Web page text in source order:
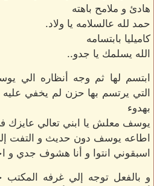
هادئ و ملامح باهته
حمد لله عالسلامه يا ولاد.
كاميليا بابتسامه
الله يسلمك يا جدو..
ابتسم لها ثم وجه أنظاره الي
التي يرتسم بها حزن لم يخفي
بهدوء
يوسف معلش يا ابني تعالي عايزك
اطاعه يوسف دون حديث و التفت إلي
اسبقوني انتوا و أنا هشوف جدي و
و بالفعل توجه إلي غرفه